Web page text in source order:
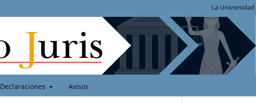
Declaraciones Avisos
La Universidad